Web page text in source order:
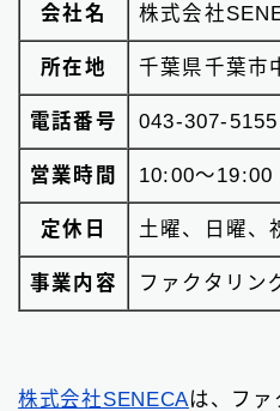
会社名 株式会社
所在地 千葉県千葉市
電話番号 043-307-5155
営業時間 10:00～19:00
定休日 土曜、日曜、
事業内容 ファクタリン
株式会社SENECAは、ファ